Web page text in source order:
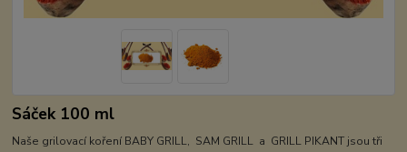
Sáček 100 ml
Naše grilovací koření BABY GRILL, SAM GRILL a GRILL PIKANT jsou tři